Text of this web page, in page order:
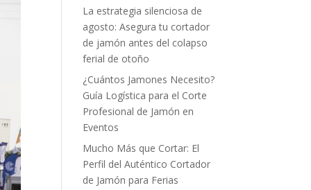
La estrategia silenciosa de
agosto: Asegura tu cortador
de jamón antes del colapso
ferial de otoño
¿Cuántos Jamones Necesito?
Guía Logística para el Corte
Profesional de Jamón en
Eventos
Mucho Más que Cortar: El
Perfil del Auténtico Cortador
de Jamón para Ferias